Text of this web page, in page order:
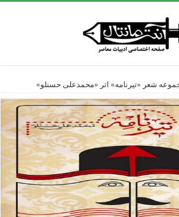
شعر «تیرنامه» اثر «محمدعلی حسنلو»